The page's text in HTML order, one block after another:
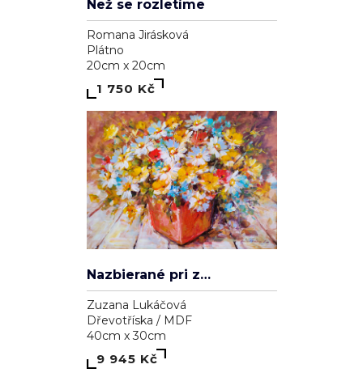
Než se rozletíme
Romana Jirásková
Plátno
20cm x 20cm
1 750 Kč
Nazbierané pri západe slnka
Zuzana Lukáčová
Dřevotříska / MDF
40cm x 30cm
9 945 Kč